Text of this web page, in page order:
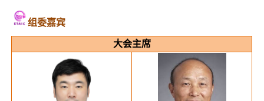
组委嘉宾
大会主席